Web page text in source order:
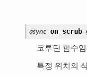
async
코루틴 함수
특정 위치의